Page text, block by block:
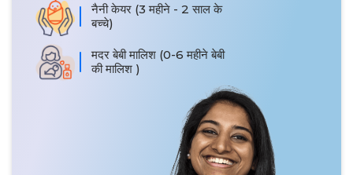
नैनी केयर (3 महीने - 2 साल के
बच्चे)
मदर बेबी मालिश (0-6 महीने बेबी
की मालिश )